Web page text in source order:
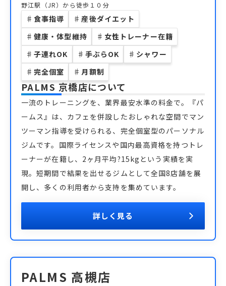
野江駅（JR）から徒歩１０分
♯ 食事指導 ♯ 産後ダイエット
♯ 健康・体型維持 ♯ 女性トレーナー在籍
♯ 子連れOK ♯ 手ぶらOK ♯ シャワー
♯ 完全個室 ♯ 月額制
PALMS 京橋店について
一流のトレーニングを、業界最安水準の料金で。『パ
ームス』は、カフェを併設したおしゃれな空間でマン
ツーマン指導を受けられる、完全個室型のパーソナル
ジムです。国際ライセンスや国内最高資格を持つトレ
ーナーが在籍し、2ヶ月平均?15kgという実績を実
現。短期間で結果を出せるジムとして全国8店舗を展
開し、多くの利用者から支持を集めています。
詳しく見る
PALMS 高槻店